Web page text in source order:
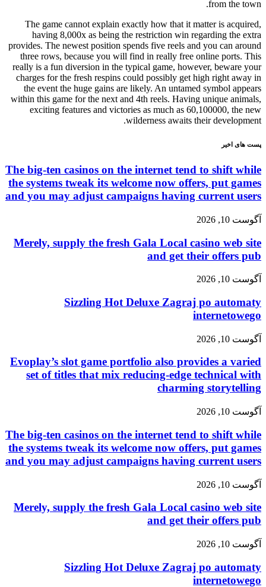
from the town.
The game cannot explain exactly how that it matter is acquired,
having 8,000x as being the restriction win regarding the extra
provides. The newest position spends five reels and you can around
three rows, because you will find in really free online ports. This
really is a fun diversion in the typical game, however, beware your
charges for the fresh respins could possibly get high right away in
the event the huge gains are likely. An untamed symbol appears
within this game for the next and 4th reels. Having unique animals,
exciting features and victories as much as 60,100000, the new
wilderness awaits their development.
پست های اخیر
The big-ten casinos on the internet tend to shift while
the systems tweak its welcome now offers, put games
and you may adjust campaigns having current users
آگوست 10, 2026
Merely, supply the fresh Gala Local casino web site
and get their offers pub
آگوست 10, 2026
Sizzling Hot Deluxe Zagraj po automaty
internetowego
آگوست 10, 2026
Evoplay’s slot game portfolio also provides a varied
set of titles that mix reducing-edge technical with
charming storytelling
آگوست 10, 2026
The big-ten casinos on the internet tend to shift while
the systems tweak its welcome now offers, put games
and you may adjust campaigns having current users
آگوست 10, 2026
Merely, supply the fresh Gala Local casino web site
and get their offers pub
آگوست 10, 2026
Sizzling Hot Deluxe Zagraj po automaty
internetowego